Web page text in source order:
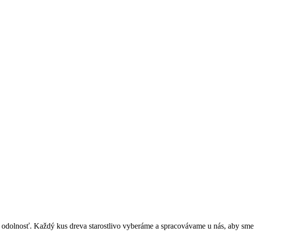
Každý kus dreva starostlivo vyberáme a spracovávame u nás, aby sme